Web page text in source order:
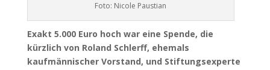
Foto: Nicole Paustian
Exakt 5.000 Euro hoch war eine Spende, die
kürzlich von Roland Schlerff, ehemals
kaufmännischer Vorstand, und Stiftungsexperte